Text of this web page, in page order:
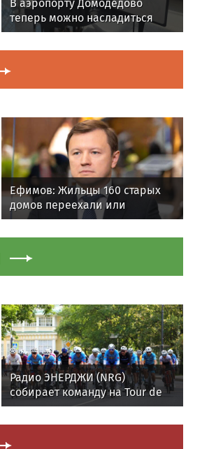
В аэропорту Домодедово
теперь можно насладиться
живой музыкой
Ефимов: Жильцы 160 старых
домов переехали или
переселяются по реновации в
СВАО
Радио ЭНЕРДЖИ (NRG)
собирает команду на Tour de
Russie в Петербурге